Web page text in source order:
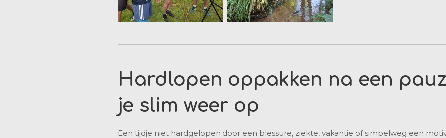
Hardlopen oppakken na een
je slim weer op
Een tijdje niet hardgelopen door een blessure, ziekte, vakantie of simpelweg een